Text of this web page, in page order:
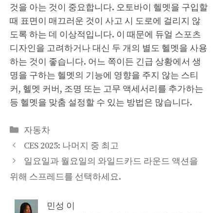
것을 아는 것이 중요합니다. 오토바이 헬멧을 구입할
때 표면이 매끄러운 것이 사고 시 도로에 걸리지 않
도록 하는 데 이상적입니다. 이 때문에 듀얼 스포츠
디자인을 고려하거나 대신 두 개의 별도 헬멧을 사용
하는 것이 좋습니다. 어느 쪽이든 긴급 상황에서 생
명을 구하는 헬멧의 기능에 영향을 주지 않는 스티
커, 헬멧 커버, 조명 또는 고무 액세서리를 추가하는
등 헬멧을 맞춤 설정할 수 있는 방법은 많습니다.
Categories
자동차
CES 2025: 나머지 중 최고
일요일과 월요일의 와일드카드 라운드 액션을
위해 스프레드를 선택하세요.
민성 이